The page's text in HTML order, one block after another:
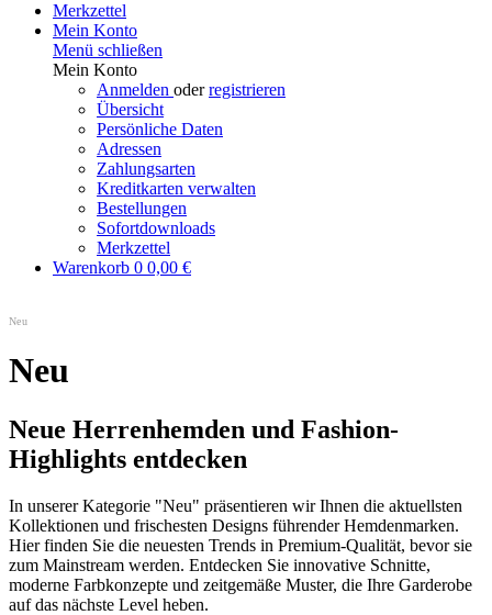
Merkzettel
Mein Konto
Menü schließen
Mein Konto
Anmelden oderregistrieren
Übersicht
Persönliche Daten
Adressen
Zahlungsarten
Kreditkarten verwalten
Bestellungen
Sofortdownloads
Merkzettel
Warenkorb 0 0,00 €
Neu
Neu
Neue Herrenhemden und Fashion-
Highlights entdecken
In unserer Kategorie "Neu" präsentieren wir Ihnen die aktuellsten
Kollektionen und frischesten Designs führender Hemdenmarken.
Hier finden Sie die neuesten Trends in Premium-Qualität, bevor sie
zum Mainstream werden. Entdecken Sie innovative Schnitte,
moderne Farbkonzepte und zeitgemäße Muster, die Ihre Garderobe
auf das nächste Level heben.